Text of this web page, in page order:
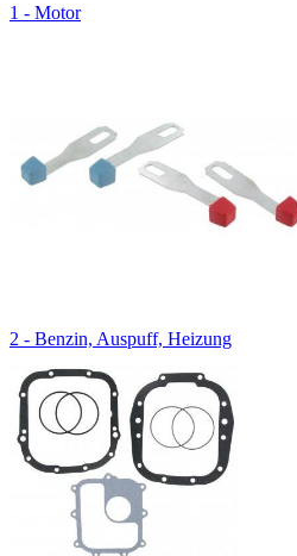
1 - Motor
2 - Benzin, Auspuff, Heizung